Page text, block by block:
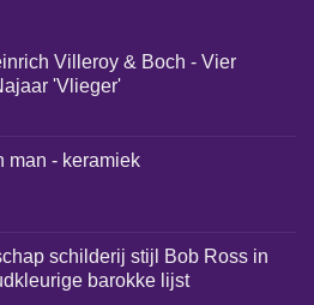
Villeroy & Boch - Vier
'Vlieger'
man - keramiek
schilderij stijl Bob Ross in
barokke lijst